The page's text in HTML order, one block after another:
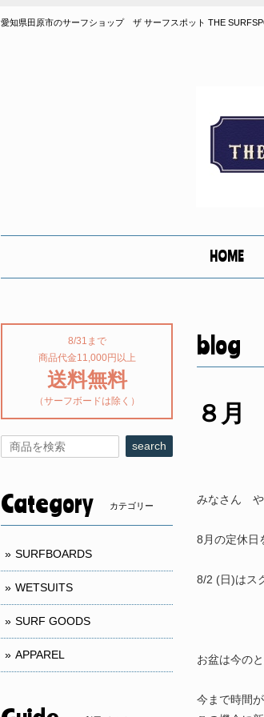
愛知県田原市のサーフショップ ザ サーフスポット THE
HOME
blog
８月
みなさん や
8月の定休日
8/2 (日)はス
お盆は今の
今まで時間
8/31まで
商品代金11,000円以上
送料無料
（サーフボードは除く）
search
Category カテゴリー
SURFBOARDS
WETSUITS
SURF GOODS
APPAREL